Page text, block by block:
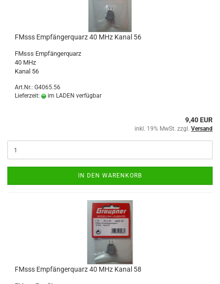
FMsss Empfängerquarz 40 MHz Kanal 56
FMsss Empfängerquarz
40 MHz
Kanal 56
Art.Nr.: G4065.56
Lieferzeit:
im LADEN verfügbar
9,40 EUR
inkl. 19% MwSt. zzgl. Versand
IN DEN WARENKORB
FMsss Empfängerquarz 40 MHz Kanal 58